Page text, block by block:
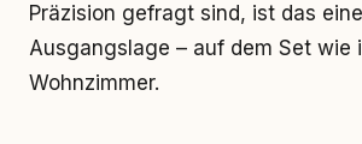
Präzision gefragt sind, ist das
Ausgangslage – auf dem Set wie
Wohnzimmer.